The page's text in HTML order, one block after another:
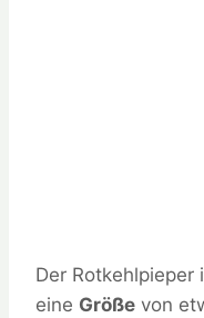
Der Rotkehlpieper
eine Größe von